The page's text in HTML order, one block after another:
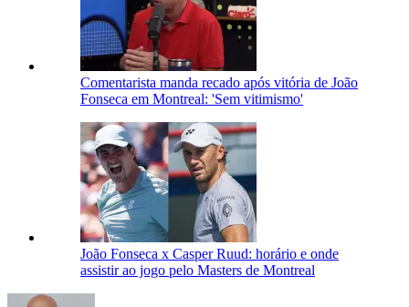
Comentarista manda recado após vitória de João
Fonseca em Montreal: 'Sem vitimismo'
João Fonseca x Casper Ruud: horário e onde
assistir ao jogo pelo Masters de Montreal